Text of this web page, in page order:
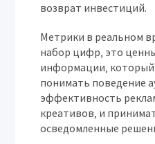
возврат инвестиций.
Метрики в реальном
набор цифр‚ это
информации‚
понимать поведение
эффективность
креативов‚ и
осведомленные